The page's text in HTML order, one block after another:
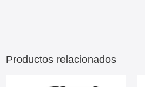
Productos relacionados